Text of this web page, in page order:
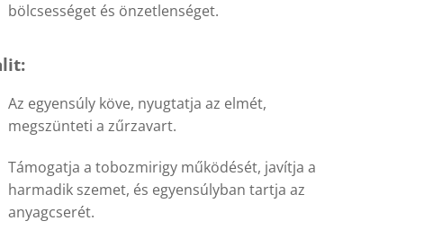
bölcsességet és önzetlenséget.
Az egyensúly köve, nyugtatja az elmét,
megszünteti a zűrzavart.
Támogatja a tobozmirigy működését, javítja a
harmadik szemet, és egyensúlyban tartja az
anyagcserét.